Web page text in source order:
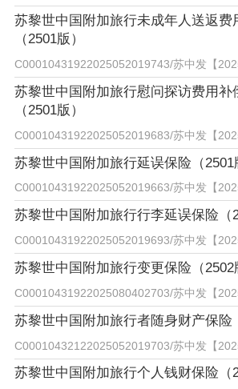
苏黎世中国附加旅行未成年人送返费
（2501版）
C00010431922025052019743/苏中发【
苏黎世中国附加旅行慰问探访费用补
（2501版）
C00010431922025052019683/苏中发【
苏黎世中国附加旅行延误保险（2501
C00010431922025052019663/苏中发【
苏黎世中国附加旅行行李延误保险（
C00010431922025052019693/苏中发【
苏黎世中国附加旅行变更保险（2502
C00010431922025080402703/苏中发【
苏黎世中国附加旅行者随身财产保险
C00010432122025052019703/苏中发【
苏黎世中国附加旅行个人钱财保险（